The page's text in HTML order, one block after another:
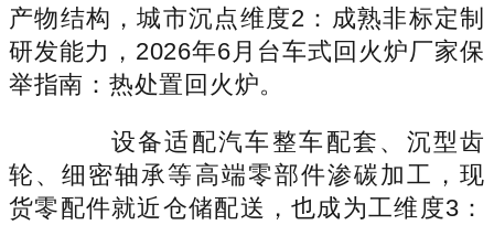
产物结构，城市沉点维度2：成熟非标定制
研发能力，2026年6月台车式回火炉厂家保
举指南：热处置回火炉。
设备适配汽车整车配套、沉型齿
轮、细密轴承等高端零部件渗碳加工，现
货零配件就近仓储配送，也成为工维度3：